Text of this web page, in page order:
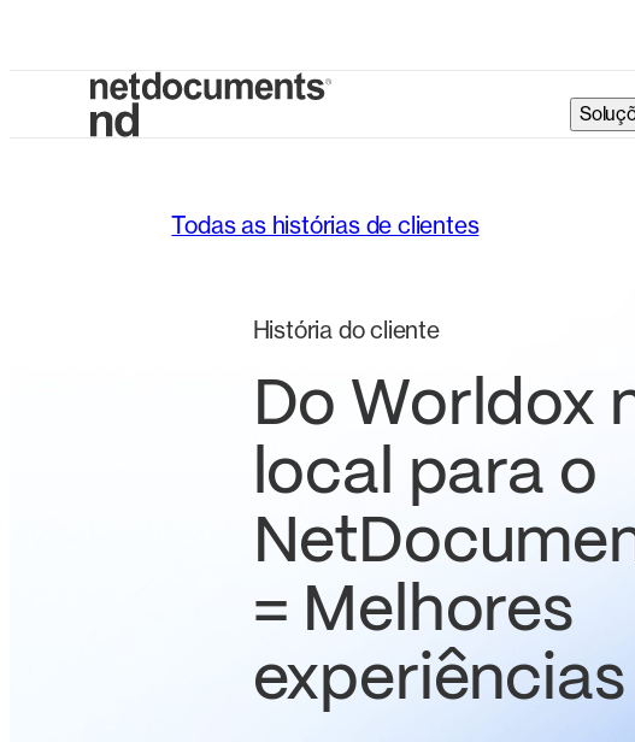
Todas as histórias de clientes
História do cliente
Do Worldox
local para o
= Melhores
experiências